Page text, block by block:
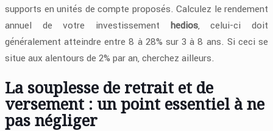
supports en unités de compte proposés. Calculez le rendement
annuel de votre investissement hedios, celui-ci doit
généralement atteindre entre 8 à 28% sur 3 à 8 ans. Si ceci se
situe aux alentours de 2% par an, cherchez ailleurs.
La souplesse de retrait et de
versement : un point essentiel à ne
pas négliger